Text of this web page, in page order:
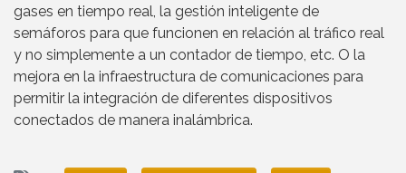
gases en tiempo real, la gestión inteligente de
semáforos para que funcionen en relación al tráfico real
y no simplemente a un contador de tiempo, etc. O la
mejora en la infraestructura de comunicaciones para
permitir la integración de diferentes dispositivos
conectados de manera inalámbrica.